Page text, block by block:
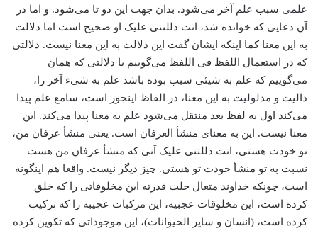
علمی سبب علم آخر می‌شود. بدان جهت این دو تا می‌شود. و اما در
آن دعایی که خوانده شد، ‌انت دللتنی علیک او صحیح است اما دلالت
به این معنا کما اینکه ایشان گفت این دلالت به این معنا نیست. دلالتی
که در استعمال اللفظ فی اللفظ می‌گوییم یا دلالتی که همان
می‌گوییم که علم به شیئی سبب بوده باشد علم به شیء آخر را،
‌دالیت و مدلولیت به این معنا، در الفاظ اینجور است، سامع علم پیدا
می‌کند اول به لفظ بعد منتقل می‌شود علم به معنا پیدا می‌کند. این
معنا نیست. این به معنای منشأ العرفان است. یعنی منشأ عرفان من،
تو خودت هستی، انت دللتنی علیک آنی که منشأ عرفان من هست
نسبت به تو منشأ خودت تو هستی. چیز دیگر نیست. واقعا هم اینگونه
است، چونکه خداوند متعال جلت قدرته این مخلوقاتی را که خلق
کرده است، ‌این مخلوقات عجبیه، این مرکبات عجیبه را که ترکیب
کرده است، (‌انسان و سایر الحیوانات)، ‌این موجوداتی که تکوین کرده